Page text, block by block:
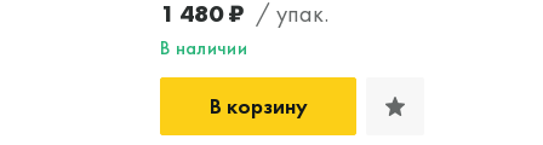
1 480 ₽ / упак.
В наличии
В корзину